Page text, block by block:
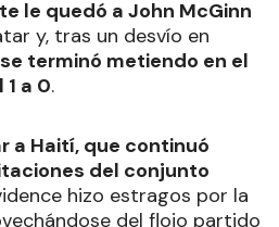
le quedó a John McGinn
y, tras un desvío en
terminó metiendo en el
a 0.
a Haití, que continuó
del conjunto
hizo estragos por la
del flojo partido